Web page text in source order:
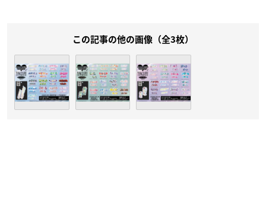
この記事の他の画像（全3枚）